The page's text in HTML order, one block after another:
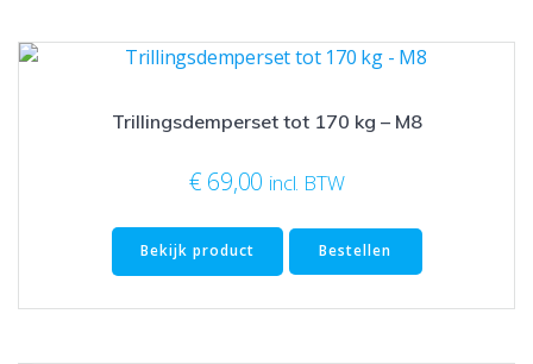
Trillingsdemperset tot 170 kg – M8
€ 69,00 incl. BTW
Bekijk product Bestellen